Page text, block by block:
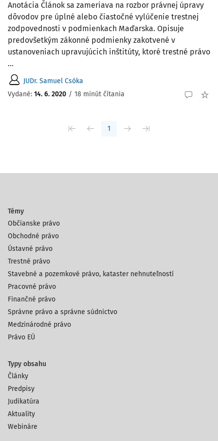
Anotácia Článok sa zameriava na rozbor právnej úpravy
dôvodov pre úplné alebo čiastočné vylúčenie trestnej
zodpovednosti v podmienkach Maďarska. Opisuje
predovšetkým zákonné podmienky zakotvené v
ustanoveniach upravujúcich inštitúty, ktoré trestné právo
...
JUDr. Samuel Csóka
Vydané: 14. 6. 2020 / 18 minút čítania
1
Témy
Občianske právo
Obchodné právo
Ústavné právo
Trestné právo
Stavebné a pozemkové právo, kataster nehnuteľností
Pracovné právo
Finančné právo
Správne právo a správne súdnictvo
Medzinárodné právo
Právo EÚ
Typy obsahu
Články
Predpisy
Judikatúra
Aktuality
Webináre